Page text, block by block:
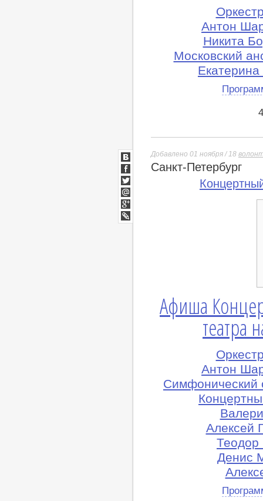
Антон
Никита
Московский
Добавлено 01 ноября / 18
Санкт-Петербург
Афиша
театра
Антон
Симфонический
Алексей
Теодор
Денис
ВКонтакте
Facebook
Twitter
Мой
Мир
Google+
lj